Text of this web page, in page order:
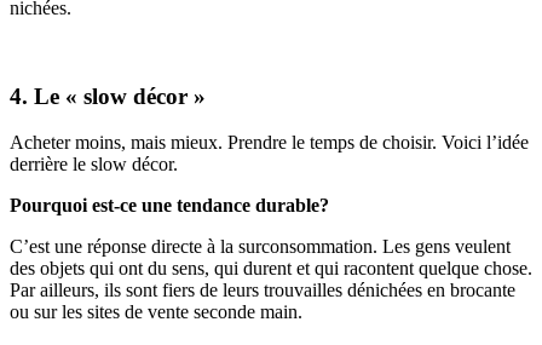
nichées.
4. Le « slow décor »
Acheter moins, mais mieux. Prendre le temps de choisir. Voici l’idée
derrière le slow décor.
Pourquoi est-ce une tendance durable?
C’est une réponse directe à la surconsommation. Les gens veulent
des objets qui ont du sens, qui durent et qui racontent quelque chose.
Par ailleurs, ils sont fiers de leurs trouvailles dénichées en brocante
ou sur les sites de vente seconde main.